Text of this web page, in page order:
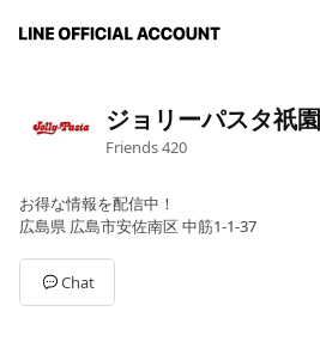
ジョリーパスタ祇
Friends420
お得な情報を配信中！
広島県 広島市安佐南区 中筋1-1-37
Chat